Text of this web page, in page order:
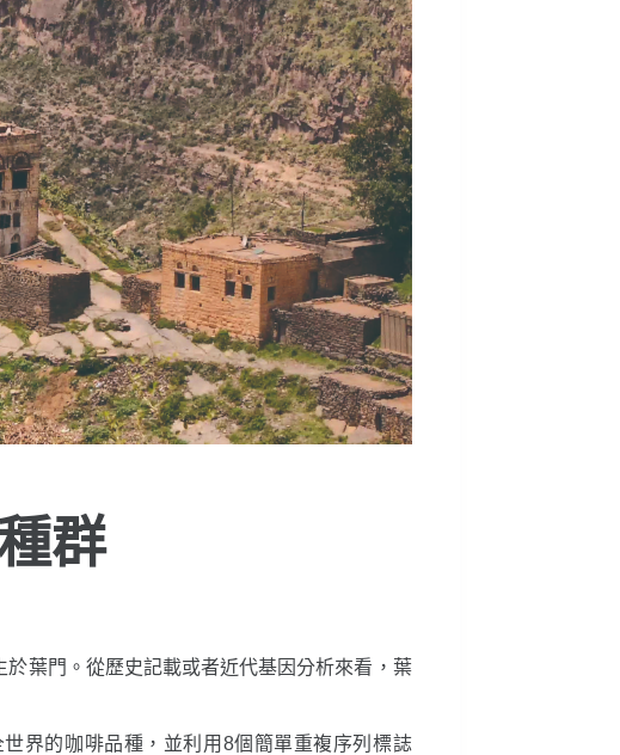
群
葉門。從歷史記載或者近代基因分析來看，葉
界的咖啡品種，並利用8個簡單重複序列標誌